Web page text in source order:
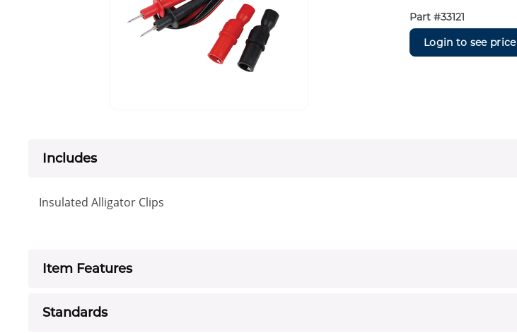
Part #33121
Login to see price
Includes
Insulated Alligator Clips
Item Features
Standards